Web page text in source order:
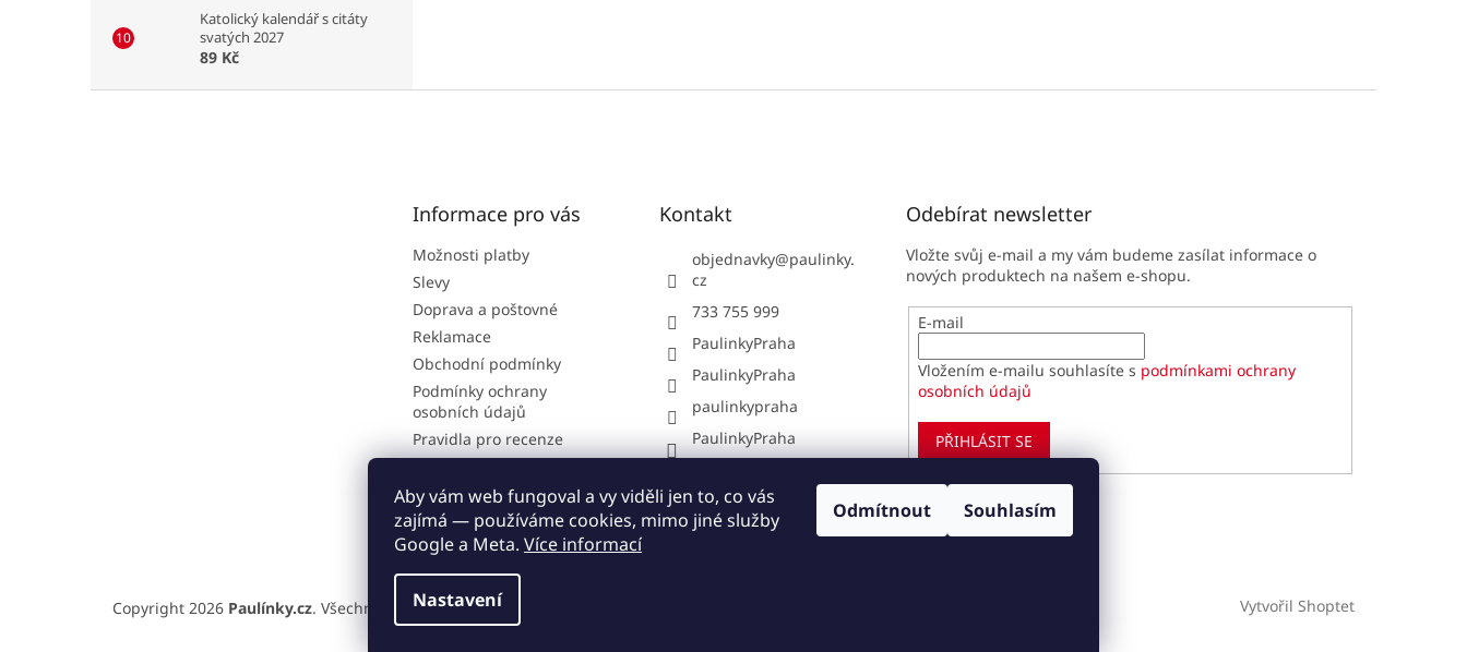
Aby vám web fungoval a vy viděli jen to, co vás
zajímá — používáme cookies, mimo jiné služby
Google a Meta. Více informací
Nastavení
Odmítnout Souhlasím
Katolický kalendář s citáty
svatých 2027
89 Kč
Informace pro vás
Možnosti platby
Slevy
Doprava a poštovné
Reklamace
Obchodní podmínky
Podmínky ochrany
osobních údajů
Pravidla pro recenze
Odstoupení od smlouvy
Proč nakoupit u nás?
Kontakt
objednavky@paulinky.
cz
733 755 999
PaulinkyPraha
PaulinkyPraha
paulinkypraha
PaulinkyPraha
Odebírat newsletter
Vložte svůj e-mail a my vám budeme zasílat informace o
nových produktech na našem e-shopu.
E-mail
Vložením e-mailu souhlasíte s podmínkami ochrany
osobních údajů
PŘIHLÁSIT SE
Vytvořil Shoptet
Copyright 2026 Paulínky.cz. Všechna práva vyhrazena.